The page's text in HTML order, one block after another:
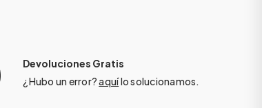
Devoluciones Gratis
¿Hubo un error?aquílo solucionamos.